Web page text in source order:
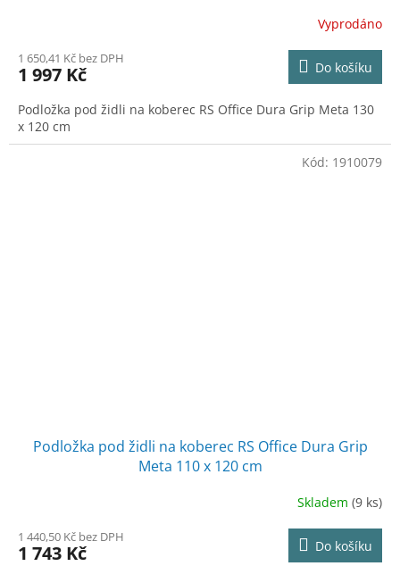
Vyprodáno
1 650,41 Kč bez DPH
1 997 Kč Do košíku
Podložka pod židli na koberec RS Office Dura Grip Meta 130
x 120 cm
Podložka pod židli na koberec RS Office Dura Grip
Meta 110 x 120 cm
Skladem (9 ks)
1 440,50 Kč bez DPH
1 743 Kč Do košíku
Kód: 1910079